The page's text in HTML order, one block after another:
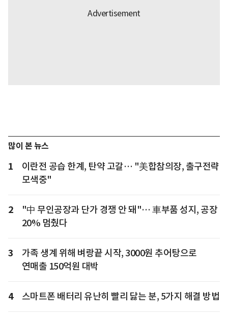
많이 본 뉴스
1
이란전 공습 한계, 탄약 고갈… "美합참의장, 출구전략
모색중"
2
"中 무인공장과 단가 경쟁 안 돼"… 車부품 성지, 공장
20% 멈췄다
3
가족 생계 위해 벼랑끝 시작, 3000원 추어탕으로
연매출 150억원 대박
4 스마트폰 배터리 유난히 빨리 닳는 분, 5가지 해결 방법